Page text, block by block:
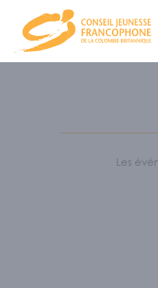
CJFCB
Les